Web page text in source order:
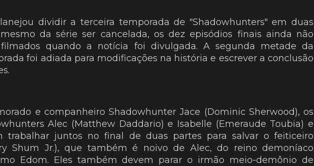
dividir a terceira temporada de "Shadowhunters" em duas
da série ser cancelada, os dez episódios finais ainda não
quando a notícia foi divulgada. A segunda metade da
foi adiada para modificações na história e escrever a conclusão
e companheiro Shadowhunter Jace (Dominic Sherwood), os
Alec (Matthew Daddario) e Isabelle (Emeraude Toubia) e
trabalhar juntos no final de duas partes para salvar o feiticeiro
Shum Jr.), que também é noivo de Alec, do reino demoníaco
Edom. Eles também devem parar o irmão meio-demônio de